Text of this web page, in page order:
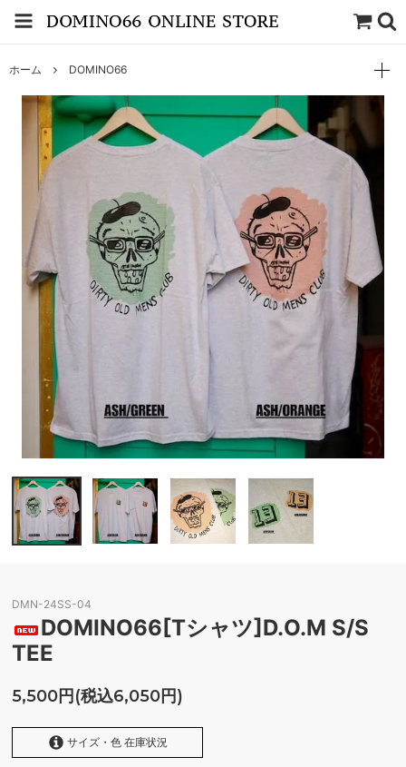
ホーム DOMINO66
DMN-24SS-04
DOMINO66[Tシャツ]D.O.M S/S
TEE
5,500円(税込6,050円)
サイズ・色 在庫状況